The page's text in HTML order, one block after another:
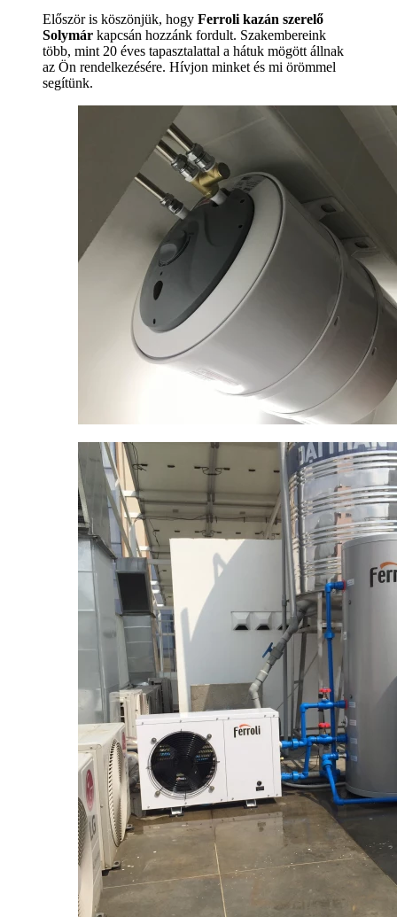
Először is köszönjük, hogy Ferroli kazán szerelő
Solymár kapcsán hozzánk fordult. Szakembereink
több, mint 20 éves tapasztalattal a hátuk mögött állnak
az Ön rendelkezésére. Hívjon minket és mi örömmel
segítünk.